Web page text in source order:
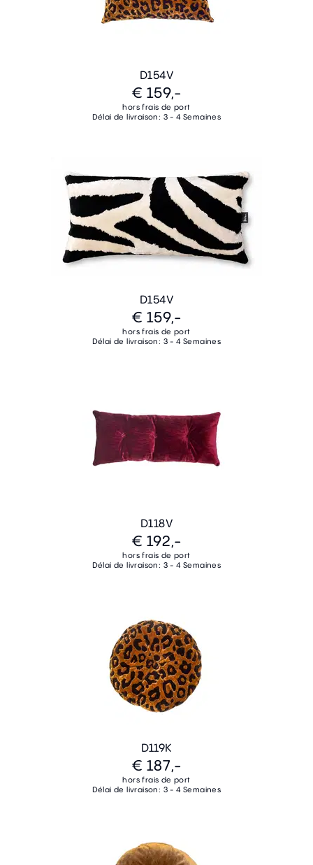
D154V
€ 159,-
hors frais de port
Délai de livraison: 3 - 4 Semaines
D154V
€ 159,-
hors frais de port
Délai de livraison: 3 - 4 Semaines
D118V
€ 192,-
hors frais de port
Délai de livraison: 3 - 4 Semaines
D119K
€ 187,-
hors frais de port
Délai de livraison: 3 - 4 Semaines